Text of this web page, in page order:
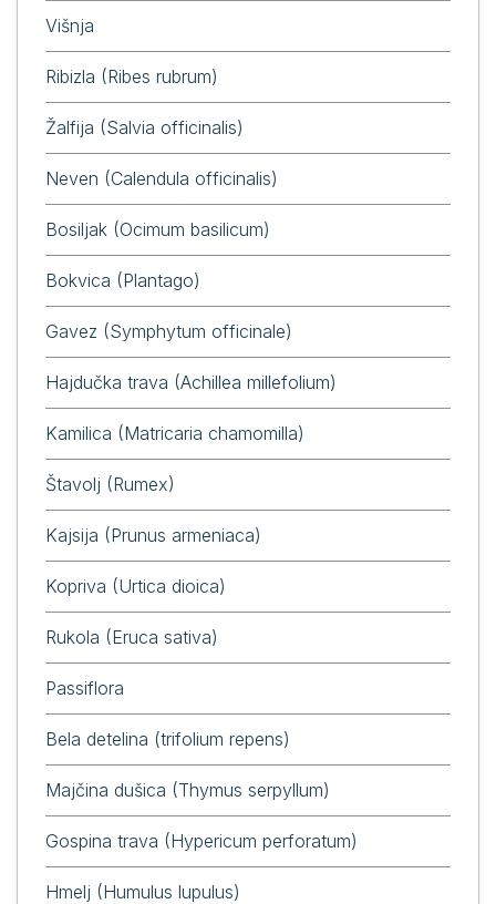
Višnja
Ribizla (Ribes rubrum)
Žalfija (Salvia officinalis)
Neven (Calendula officinalis)
Bosiljak (Ocimum basilicum)
Bokvica (Plantago)
Gavez (Symphytum officinale)
Hajdučka trava (Achillea millefolium)
Kamilica (Matricaria chamomilla)
Štavolj (Rumex)
Kajsija (Prunus armeniaca)
Kopriva (Urtica dioica)
Rukola (Eruca sativa)
Passiflora
Bela detelina (trifolium repens)
Majčina dušica (Thymus serpyllum)
Gospina trava (Hypericum perforatum)
Hmelj (Humulus lupulus)